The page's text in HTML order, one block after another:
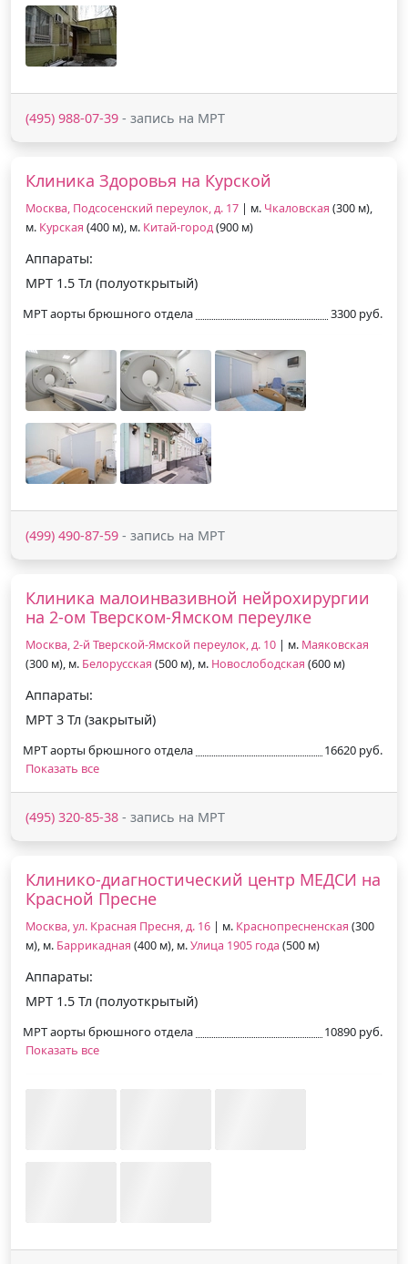
(495) 988-07-39 - запись на МРТ
Клиника Здоровья на Курской
Москва, Подсосенский переулок, д. 17 | м. Чкаловская (300 м),
м. Курская (400 м), м. Китай-город(900 м)
Аппараты:
МРТ 1.5 Тл (полуоткрытый)
МРТ аорты брюшного отдела 3300 руб.
(499) 490-87-59 - запись на МРТ
Клиника малоинвазивной нейрохирургии
на 2-ом Тверском-Ямском переулке
Москва, 2-й Тверской-Ямской переулок, д. 10 | м. Маяковская
(300 м), м. Белорусская (500 м), м. Новослободская (600 м)
Аппараты:
МРТ 3 Тл (закрытый)
МРТ аорты брюшного отдела
16620 руб.
Показать все
(495) 320-85-38 - запись на МРТ
Клинико-диагностический центр МЕДСИ на
Красной Пресне
Москва, ул. Красная Пресня, д. 16 | м. Краснопресненская (300
м), м. Баррикадная (400 м), м.Улица 1905 года (500 м)
Аппараты:
МРТ 1.5 Тл (полуоткрытый)
МРТ аорты брюшного отдела
10890 руб.
Показать все